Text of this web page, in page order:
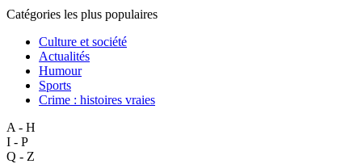
Catégories les plus populaires
Culture et société
Actualités
Humour
Sports
Crime : histoires vraies
A - H
I - P
Q - Z